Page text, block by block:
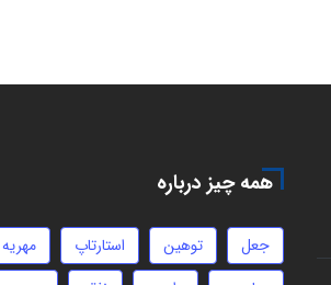
همه چیز درباره
جعل توهین استارتاپ مهریه